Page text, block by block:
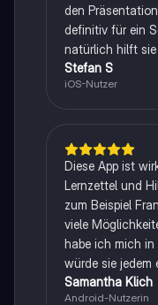
den
definitiv für ein
natürlich hilft
Stefan S
iOS-Nutzer
Diese App ist
Lernzettel und
zum Beispiel
viele
habe ich mich
würde sie jedem
Samantha Klich
Android-Nutzerin